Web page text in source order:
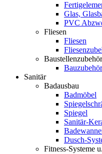
Glas,
PVC
Fliesen
Fliesen
Bauzubehör
Sanitär
Badausbau
Badmöbel
Spiegel
Sanitär-
Dusch-
Fitness-Systeme